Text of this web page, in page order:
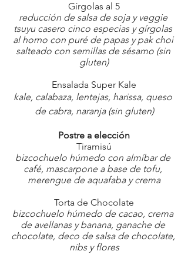
Gírgolas al 5
reducción de salsa de soja y veggie
tsuyu casero cinco especias y gírgolas
al horno con puré de papas y pak choi
salteado con semillas de sésamo (sin
gluten)
Ensalada Super Kale
kale, calabaza, lentejas, harissa, queso
de cabra, naranja (sin gluten)
Postre a elección
Tiramisú
bizcochuelo húmedo con almíbar de
café, mascarpone a base de tofu,
merengue de aquafaba y crema
Torta de Chocolate
bizcochuelo húmedo de cacao, crema
de avellanas y banana, ganache de
chocolate, deco de salsa de chocolate,
nibs y flores